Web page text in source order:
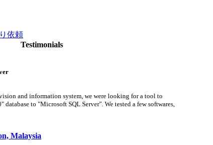
依頼
Testimonials
and information system, we were looking for a tool to
database to "Microsoft SQL Server". We tested a few softwares,
Malaysia